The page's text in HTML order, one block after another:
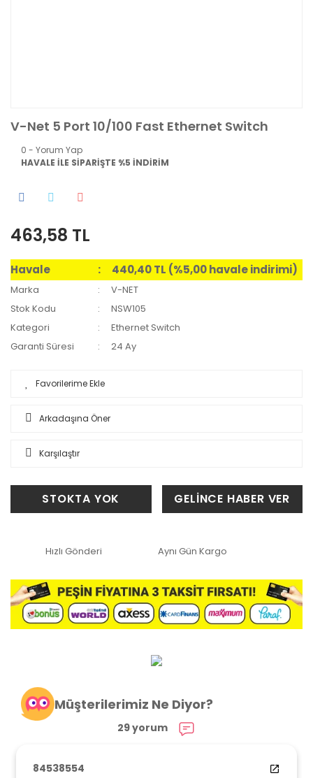
V-Net 5 Port 10/100 Fast Ethernet Switch
0 - Yorum Yap
HAVALE İLE SİPARİŞTE %5 İNDİRİM
463,58 TL
Havale 440,40 TL (%5,00 havale indirimi)
Marka
V-NET
Stok Kodu
NSW105
Kategori
Ethernet Switch
Garanti Süresi
24 Ay
Arkadaşına Öner
Karşılaştır
STOKTA YOK GELİNCE HABER VER
Hızlı Gönderi Aynı Gün Kargo
Müşterilerimiz Ne Diyor?
29 yorum
84538554